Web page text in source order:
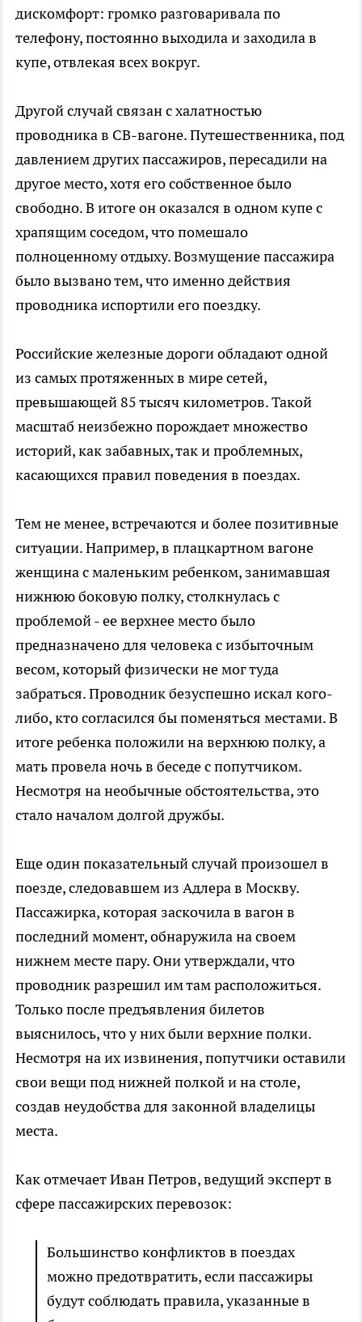
дискомфорт: громко разговаривала по
телефону, постоянно выходила и заходила в
купе, отвлекая всех вокруг.
Другой случай связан с халатностью
проводника в СВ-вагоне. Путешественника, под
давлением других пассажиров, пересадили на
другое место, хотя его собственное было
свободно. В итоге он оказался в одном купе с
храпящим соседом, что помешало
полноценному отдыху. Возмущение пассажира
было вызвано тем, что именно действия
проводника испортили его поездку.
Российские железные дороги обладают одной
из самых протяженных в мире сетей,
превышающей 85 тысяч километров. Такой
масштаб неизбежно порождает множество
историй, как забавных, так и проблемных,
касающихся правил поведения в поездах.
Тем не менее, встречаются и более позитивные
ситуации. Например, в плацкартном вагоне
женщина с маленьким ребенком, занимавшая
нижнюю боковую полку, столкнулась с
проблемой - ее верхнее место было
предназначено для человека с избыточным
весом, который физически не мог туда
забраться. Проводник безуспешно искал кого-
либо, кто согласился бы поменяться местами. В
итоге ребенка положили на верхнюю полку, а
мать провела ночь в беседе с попутчиком.
Несмотря на необычные обстоятельства, это
стало началом долгой дружбы.
Еще один показательный случай произошел в
поезде, следовавшем из Адлера в Москву.
Пассажирка, которая заскочила в вагон в
последний момент, обнаружила на своем
нижнем месте пару. Они утверждали, что
проводник разрешил им там расположиться.
Только после предъявления билетов
выяснилось, что у них были верхние полки.
Несмотря на их извинения, попутчики оставили
свои вещи под нижней полкой и на столе,
создав неудобства для законной владелицы
места.
Как отмечает Иван Петров, ведущий эксперт в
сфере пассажирских перевозок:
Большинство конфликтов в поездах
можно предотвратить, если пассажиры
будут соблюдать правила, указанные в